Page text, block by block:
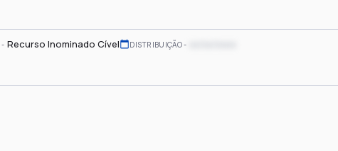
Recurso Inominado Cível DISTRIBUIÇÃO